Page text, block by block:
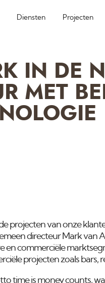
Diensten Projecten
IN DE
MET
projecten van onze
directeur Mark van
en commerciële
projecten zoals bars,
time is money counts,